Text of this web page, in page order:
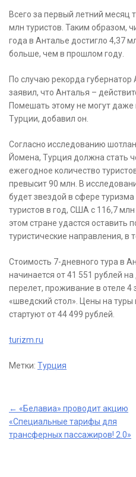
Всего за первый летний месяц
млн туристов. Таким образом,
года в Анталье достигло 4,37
больше, чем в прошлом году.
По случаю рекорда
заявил, что Анталья –
Помешать этому не могут
Турции, добавил он.
Согласно исследованию
Йомена, Турция должна стать
ежегодное количество
превысит 90 млн. В
будет звездой в сфере
туристов в год, США с 116,7
этом стране удастся оставить
туристические направления, в
Стоимость 7-дневного тура в
начинается от 41 551 рублей
перелет, проживание в отеле 4
«шведский стол». Цены на туры
стартуют от 44 499 рублей.
turizm.ru
Метки: Турция
Post
navigation
← «Белавиа» проводит акцию
«Специальные тарифы для
трансферных пассажиров! 2.0»